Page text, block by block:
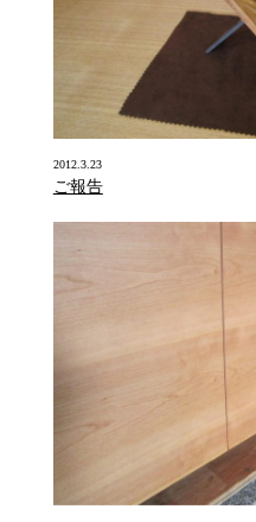
2012.3.23
ご報告